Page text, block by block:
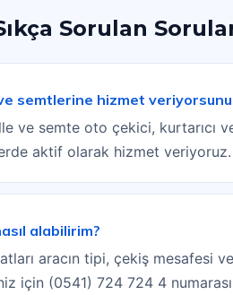
Sorulan
semtlerine hizmet
ve semte oto çekici, kurtarıcı
aktif olarak hizmet veriyoruz.
alabilirim?
aracın tipi, çekiş mesafesi
için (0541) 724 724 4